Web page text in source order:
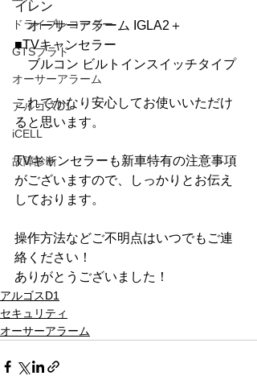
ドライブレコーダー
GTSプラド
オーサーアラーム
アルゴスD1
iCELL
故障診断
イレン
オーサーアラーム IGLA2＋
■TVキャンセラー
ブルコン ビルトインスイッチタイプ
これでかなり安心してお使いいただけ
ると思います。
TVキャンセラーも新車特有の注意事項
がございますので、しっかりとお伝え
しております。
操作方法などご不明点はいつでもご連
絡ください！
ありがとうございました！
アルゴスD1
セキュリティ
オーサーアラーム